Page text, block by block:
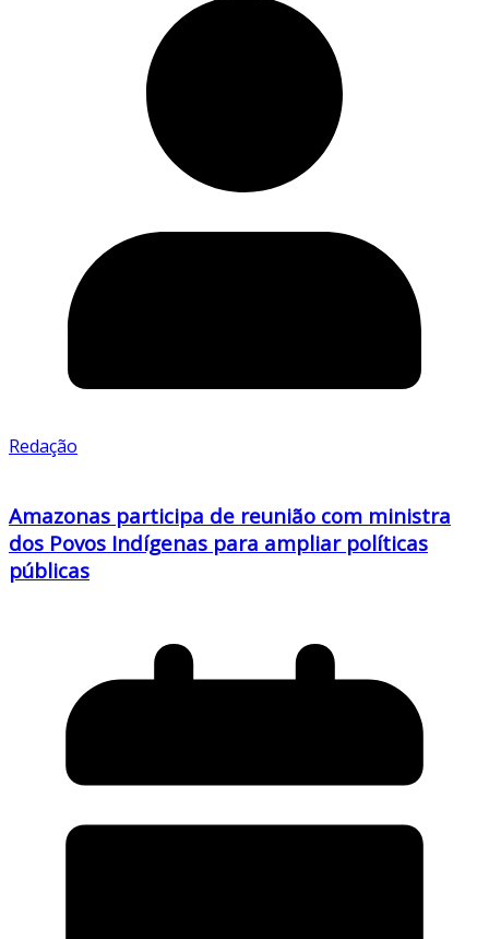
Redação
Amazonas participa de reunião com ministra
dos Povos Indígenas para ampliar políticas
públicas